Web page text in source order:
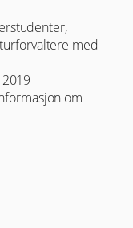
med
om